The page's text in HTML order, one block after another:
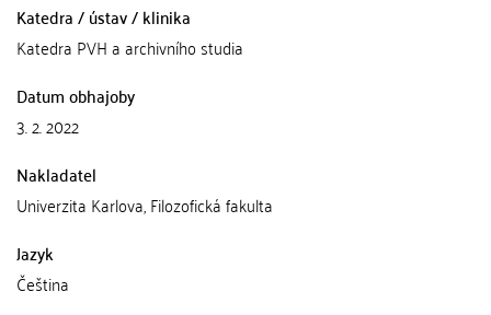
Katedra / ústav / klinika
Katedra PVH a archivního studia
Datum obhajoby
3. 2. 2022
Nakladatel
Univerzita Karlova, Filozofická fakulta
Jazyk
Čeština